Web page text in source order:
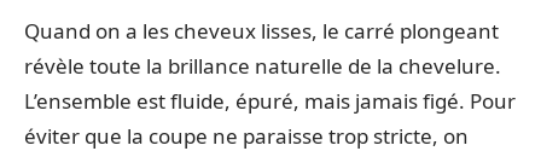
Quand on a les cheveux lisses, le carré plongeant
révèle toute la brillance naturelle de la chevelure.
L’ensemble est fluide, épuré, mais jamais figé. Pour
éviter que la coupe ne paraisse trop stricte, on